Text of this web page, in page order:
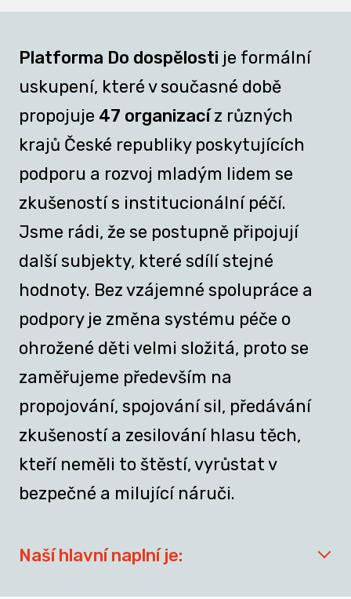
Platforma Do dospělosti je formální
uskupení, které v současné době
propojuje 47 organizacíz různých
krajů České republiky poskytujících
podporu a rozvoj mladým lidem se
zkušeností s institucionální péčí.
Jsme rádi, že se postupně připojují
další subjekty, které sdílí stejné
hodnoty. Bez vzájemné spolupráce a
podpory je změna systému péče o
ohrožené děti velmi složitá, proto se
zaměřujeme především na
propojování, spojování sil, předávání
zkušeností a zesilování hlasu těch,
kteří neměli to štěstí, vyrůstat v
bezpečné a milující náruči.
Naší hlavní naplní je: